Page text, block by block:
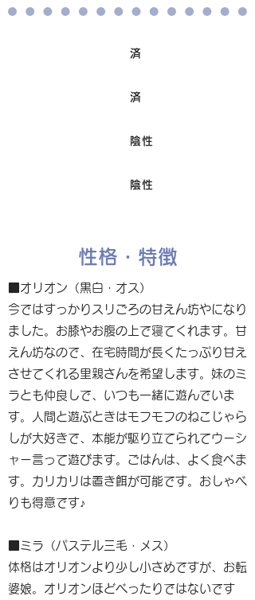
済
済
陰性
陰性
性格・特徴
■オリオン（黒白・オス）
今ではすっかりスリごろの甘えん坊やになり
ました。お膝やお腹の上で寝てくれます。甘
えん坊なので、在宅時間が長くたっぷり甘え
させてくれる里親さんを希望します。妹のミ
ラとも仲良しで、いつも一緒に遊んでいま
す。人間と遊ぶときはモフモフのねこじゃら
しが大好きで、本能が駆り立てられてウーシ
ャー言って遊びます。ごはんは、よく食べま
す。カリカリは置き餌が可能です。おしゃべ
りも得意です♪
■ミラ（パステル三毛・メス）
体格はオリオンより少し小さめですが、お転
婆娘。オリオンほどべったりではないです